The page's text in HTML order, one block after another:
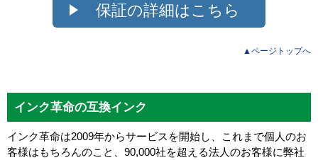
保証の詳細はこちら
▲ページトップへ
インク革命の互換インク
インク革命は2009年からサービスを開始し、これまで個人のお
客様はもちろんのこと、90,000社を超える法人のお客様に弊社